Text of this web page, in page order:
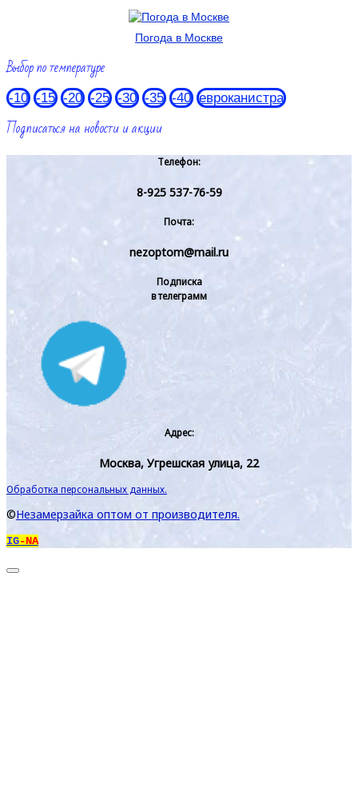
Погода в Москве
Выбор по температуре
-10 -15 -20 -25 -30 -35 -40 евроканистра
Подписаться на новости и акции
Телефон:
8-925 537-76-59
Почта:
nezoptom@mail.ru
Подписка
в телеграмм
Адрес:
Москва, Угрешская улица, 22
Обработка персональных данных.
©Незамерзайка оптом от производителя.
IG-NA